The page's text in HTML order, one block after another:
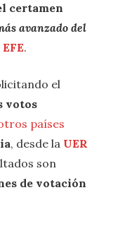
certamen
avanzado del
EFE.
el
votos
países
, desde la UER
son
de votación